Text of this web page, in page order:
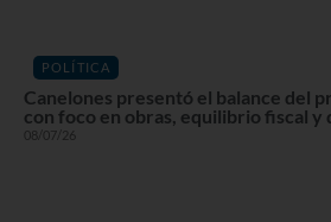
POLÍTICA
Canelones presentó el balance del
con foco en obras, equilibrio fiscal y
08/07/26